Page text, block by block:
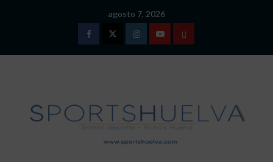
agosto 7, 2026
FacebookTwitterInstagramYoutubeTÉRMINOS
DE
USO